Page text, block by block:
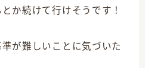
か続けて行けそうです！
が難しいことに気づいた